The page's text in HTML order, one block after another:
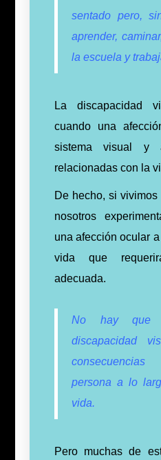
sentado pero,
aprender,
la escuela y
La discapacidad
cuando una
sistema visual y
relacionadas con la
De hecho, si
nosotros
una afección ocular
vida que
adecuada.
No hay que
discapacidad
persona a lo
vida.
Pero muchas de